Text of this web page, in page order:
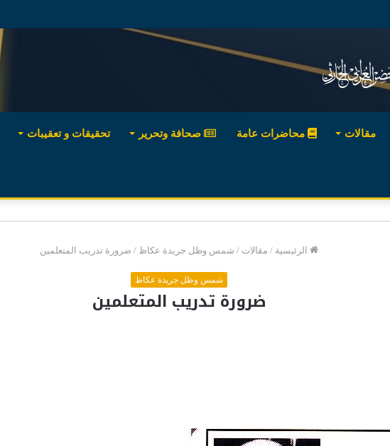
مقالات محاضرات عامة صحافة وتحرير تحقيقات و تعقيبات
الرئيسية / مقالات / شمس وظل جريدة عكاظ / ضرورة تدريب المتعلمين
شمس وظل جريدة عكاظ
ضرورة تدريب المتعلمين